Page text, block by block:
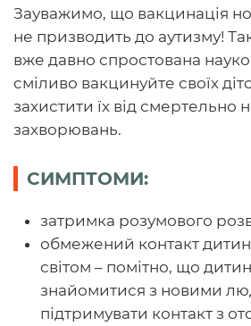
Зауважимо, що вакцинація
не призводить до аутизму!
вже давно спростована
сміливо вакцинуйте своїх
захистити їх від смертельно
захворювань.
СИМПТОМИ:
затримка розумового
обмежений контакт
світом – помітно, що
знайомитися з новими
підтримувати контакт з